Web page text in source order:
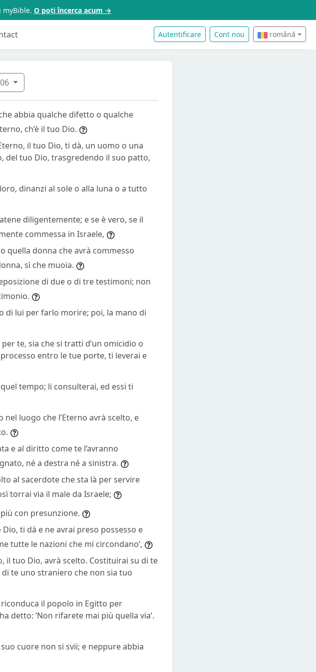
myBible. O poți încerca acum →
Autentificare Cont nou română
abbia qualche difetto o qualche
ch’è il tuo Dio.
il tuo Dio, ti dà, un uomo o una
del tuo Dio, trasgredendo il suo patto,
dinanzi al sole o alla luna o a tutto
diligentemente; e se è vero, se il
commessa in Israele,
quella donna che avrà commesso
sì che muoia.
di due o di tre testimoni; non
di lui per farlo morire; poi, la mano di
te, sia che si tratti d’un omicidio o
entro le tue porte, ti leverai e
tempo; li consulterai, ed essi ti
luogo che l’Eterno avrà scelto, e
e al diritto come te l’avranno
né a destra né a sinistra.
al sacerdote che sta là per servire
torrai via il male da Israele;
con presunzione.
ti dà e ne avrai preso possesso e
tutte le nazioni che mi circondano’,
il tuo Dio, avrà scelto. Costituirai su di te
te uno straniero che non sia tuo
il popolo in Egitto per
detto: ‘Non rifarete mai più quella via’.
cuore non si svii; e neppure abbia